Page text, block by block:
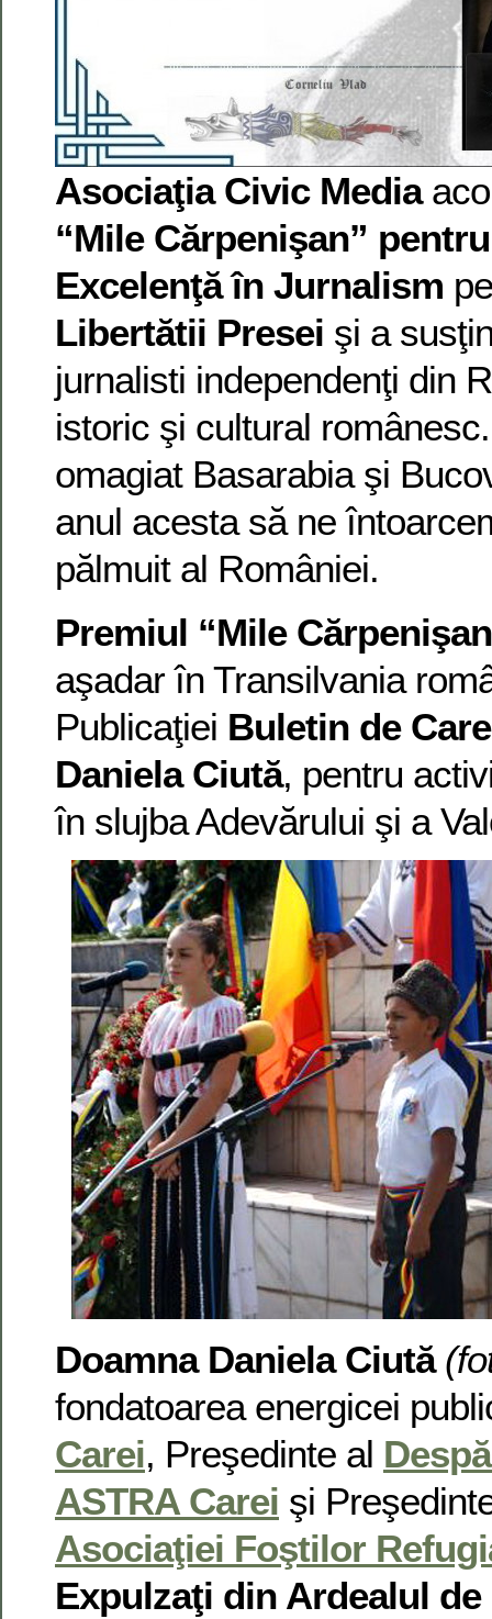
Asociaţia Civic Media
“Mile Cărpenişan”
Excelenţă în Jurnalism
Libertătii Presei şi a
jurnalisti independenţi din
istoric şi cultural
omagiat Basarabia şi
anul acesta să ne
pălmuit al României.
Premiul “Mile
aşadar în Transilvania
Publicaţiei Buletin de
Daniela Ciută, pentru
în slujba Adevărului şi a
Doamna Daniela Ciută
fondatoarea energicei
Carei, Preşedinte al
ASTRA Carei şi
Asociaţiei Foştilor
Expulzaţi din Ardealul